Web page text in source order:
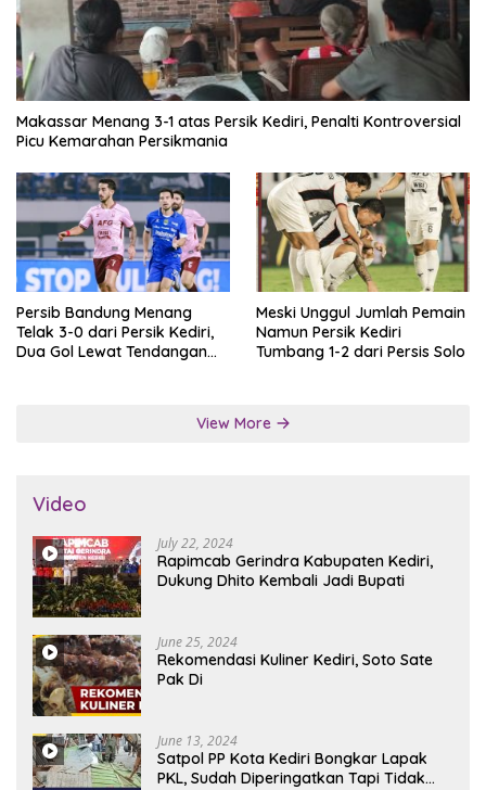
Makassar Menang 3-1 atas Persik Kediri, Penalti Kontroversial
Picu Kemarahan Persikmania
Persib Bandung Menang
Telak 3-0 dari Persik Kediri,
Dua Gol Lewat Tendangan
Meski Unggul Jumlah Pemain
Namun Persik Kediri
Tumbang 1-2 dari Persis Solo
View More
Video
July 22, 2024
Rapimcab Gerindra Kabupaten Kediri,
Dukung Dhito Kembali Jadi Bupati
June 25, 2024
Rekomendasi Kuliner Kediri, Soto Sate
Pak Di
June 13, 2024
Satpol PP Kota Kediri Bongkar Lapak
PKL, Sudah Diperingatkan Tapi Tidak